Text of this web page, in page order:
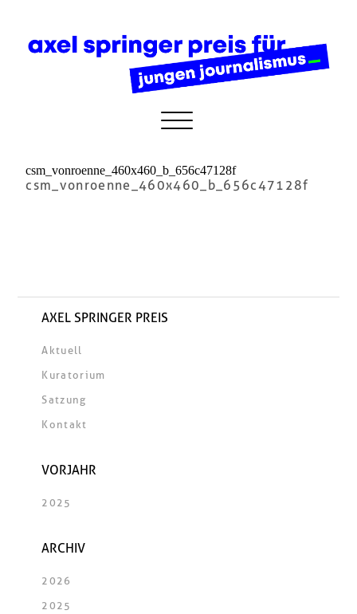
csm_vonroenne_460x460_b_656c47128f
csm_vonroenne_460x460_b_656c47128f
AXEL SPRINGER PREIS
Aktuell
Kuratorium
Satzung
Kontakt
VORJAHR
2025
ARCHIV
2026
2025